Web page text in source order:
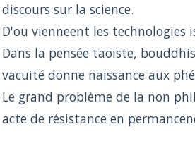
discours sur la science.
D'ou vienneent les technologies
Dans la pensée taoiste,
vacuité donne naissance aux
Le grand problème de la non
acte de résistance en